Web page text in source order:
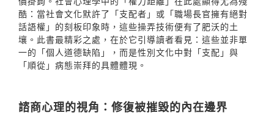
酷：當社會文化默許了「支配者」或「職場長官擁有絕對
話語權」的刻板印象時，這些操弄技術便有了肥沃的土
壤。此書最精彩之處，在於它引導讀者看見：這些並非單
一的「個人道德缺陷」，而是性別文化中對「支配」與
「順從」病態崇拜的具體體現。
諮商心理的視角：修復被摧毀的內在邊界